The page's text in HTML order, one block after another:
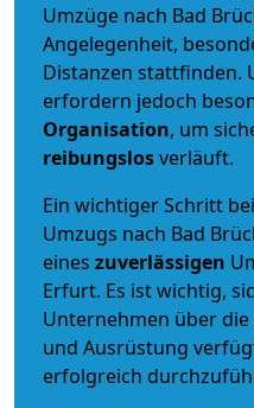
Umzüge nach Bad
Angelegenheit,
Distanzen stattfinden.
erfordern jedoch
Organisation, um
reibungslosverläuft.
Ein wichtiger Schritt
Umzugs nach Bad
eines zuverlässigen
Erfurt. Es ist wichtig,
Unternehmen über
und Ausrüstung
erfolgreich